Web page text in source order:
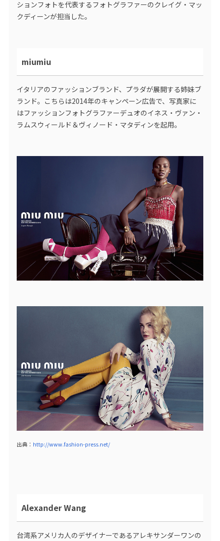
ションフォトを代表するフォトグラファーのクレイグ・マッ
クディーンが担当した。
miumiu
イタリアのファッションブランド、プラダが展開する姉妹ブ
ランド。こちらは2014年のキャンペーン広告で、写真家に
はファッションフォトグラファーデュオのイネス・ヴァン・
ラムスウィールド＆ヴィノード・マタディンを起用。
出典： http://www.fashion-press.net/
Alexander Wang
台湾系アメリカ人のデザイナーであるアレキサンダーワンの